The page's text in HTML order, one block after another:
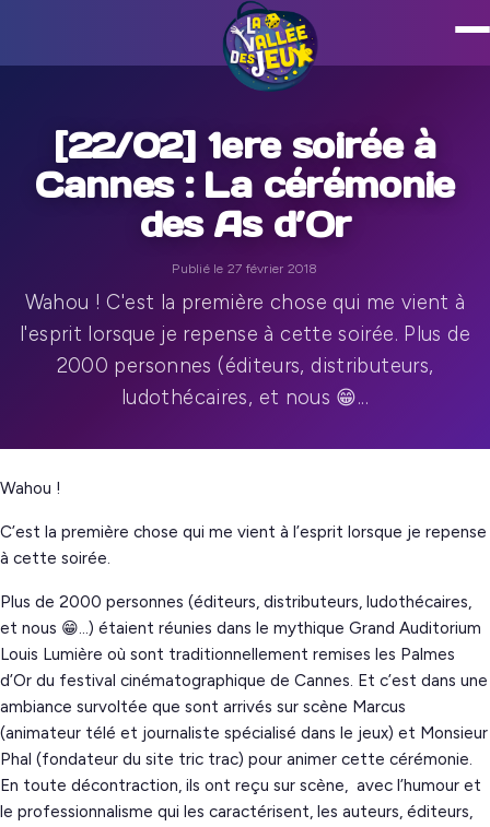
[22/02] 1ere soirée à
Cannes : La cérémonie
des As d’Or
Publié le 27 février 2018
Wahou ! C'est la première chose qui me vient à
l'esprit lorsque je repense à cette soirée. Plus de
2000 personnes (éditeurs, distributeurs,
ludothécaires, et nous 😁...
Wahou !
C’est la première chose qui me vient à l’esprit lorsque je repense
à cette soirée.
Plus de 2000 personnes (éditeurs, distributeurs, ludothécaires,
et nous 😁…) étaient réunies dans le mythique Grand Auditorium
Louis Lumière où sont traditionnellement remises les Palmes
d’Or du festival cinématographique de Cannes. Et c’est dans une
ambiance survoltée que sont arrivés sur scène Marcus
(animateur télé et journaliste spécialisé dans le jeux) et Monsieur
Phal (fondateur du site tric trac) pour animer cette cérémonie.
En toute décontraction, ils ont reçu sur scène, avec l’humour et
le professionnalisme qui les caractérisent, les auteurs, éditeurs,